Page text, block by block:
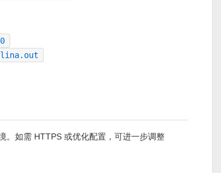
。如需 HTTPS 或优化配置，可进一步调整